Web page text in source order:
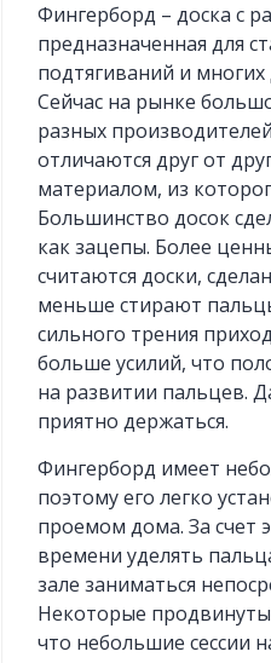
Фингерборд – доска с
предназначенная для
подтягиваний и
Сейчас на рынке
разных
отличаются друг от
материалом, из
Большинство досок
как зацепы. Более
считаются доски,
меньше стирают
сильного трения
больше усилий, что
на развитии пальцев.
приятно держаться.
Фингерборд имеет
поэтому его легко
проемом дома. За счет
времени уделять
зале заниматься
Некоторые
что небольшие сессии